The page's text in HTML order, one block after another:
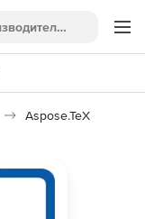
Aspose.TeX